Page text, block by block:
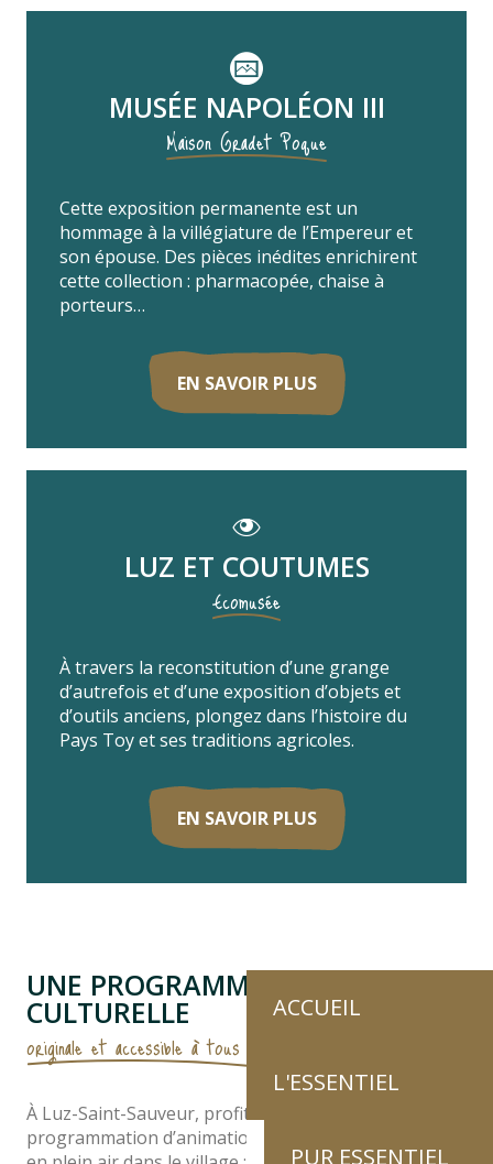
ACCUEIL
L'ESSENTIEL
PUR ESSENTIEL
MUSÉE NAPOLÉON III
Maison Gradet Poque
Cette exposition permanente est un
hommage à la villégiature de l’Empereur et
son épouse. Des pièces inédites enrichirent
cette collection : pharmacopée, chaise à
porteurs…
EN SAVOIR PLUS
LUZ ET COUTUMES
Ecomusée
À travers la reconstitution d’une grange
d’autrefois et d’une exposition d’objets et
d’outils anciens, plongez dans l’histoire du
Pays Toy et ses traditions agricoles.
EN SAVOIR PLUS
UNE PROGRAMMATION
CULTURELLE
originale et accessible à tous !
À Luz-Saint-Sauveur, profite toute l’année d’une
programmation d’animations originales et gratuites